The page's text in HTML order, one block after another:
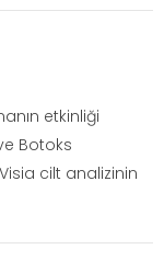
etkinliği
Botoks
cilt analizinin